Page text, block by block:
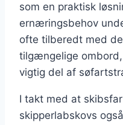
som en praktisk
ernæringsbehov
ofte tilberedt med
tilgængelige
vigtig del af
I takt med at
skipperlabskovs